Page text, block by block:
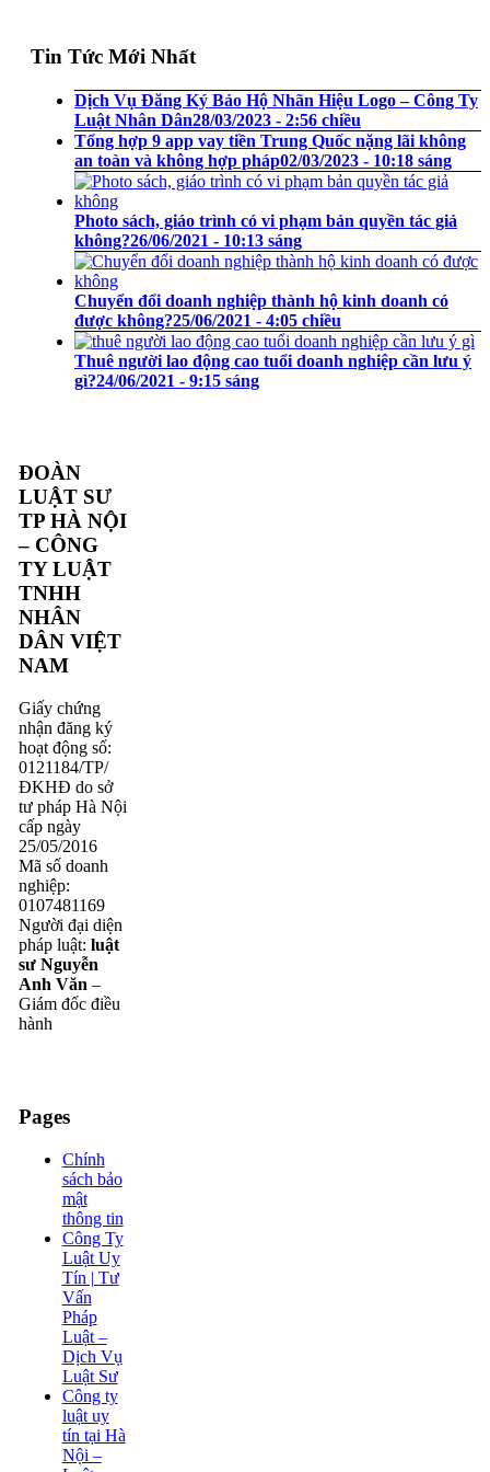
Tin Tức Mới Nhất
Dịch Vụ Đăng Ký Bảo Hộ Nhãn Hiệu Logo – Công Ty
Luật Nhân Dân28/03/2023 - 2:56 chiều
Tổng hợp 9 app vay tiền Trung Quốc nặng lãi không
an toàn và không hợp pháp02/03/2023 - 10:18 sáng
Photo sách, giáo trình có vi phạm bản quyền tác giả
không?26/06/2021 - 10:13 sáng
Chuyển đổi doanh nghiệp thành hộ kinh doanh có
được không?25/06/2021 - 4:05 chiều
Thuê người lao động cao tuổi doanh nghiệp cần lưu ý
gì?24/06/2021 - 9:15 sáng
ĐOÀN
LUẬT SƯ
TP HÀ NỘI
– CÔNG
TY LUẬT
TNHH
NHÂN
DÂN VIỆT
NAM
Giấy chứng
nhận đăng ký
hoạt động số:
0121184/TP/
ĐKHĐ do sở
tư pháp Hà Nội
cấp ngày
25/05/2016
Mã số doanh
nghiệp:
0107481169
Người đại diện
pháp luật: luật
sư Nguyễn
Anh Văn –
Giám đốc điều
hành
Pages
Chính
sách bảo
mật
thông tin
Công Ty
Luật Uy
Tín | Tư
Vấn
Pháp
Luật –
Dịch Vụ
Luật Sư
Công ty
luật uy
tín tại Hà
Nội –